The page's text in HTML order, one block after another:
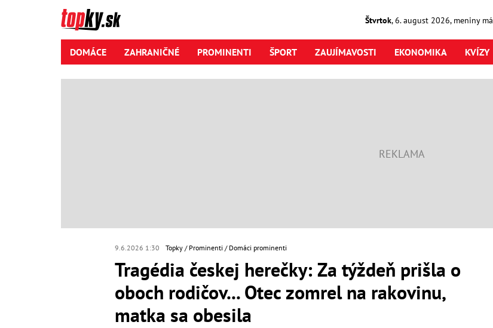
Štvrtok,6. august2026, meniny má
DOMÁCE ZAHRANIČNÉ PROMINENTI ŠPORT ZAUJÍMAVOSTI EKONOMIKA KVÍZY
9.6.2026 1:30 Topky Prominenti Domáci prominenti
Tragédia českej herečky: Za týždeň prišla o
oboch rodičov... Otec zomrel na rakovinu,
matka sa obesila